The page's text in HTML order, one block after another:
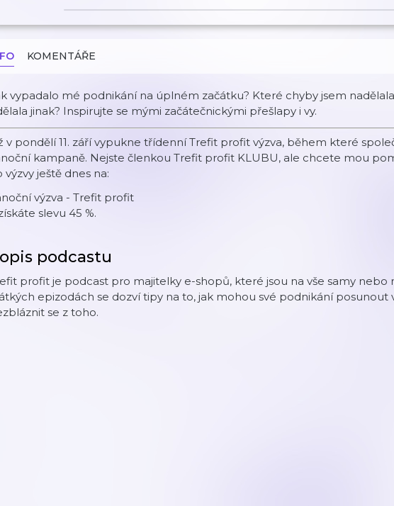
KOMENTÁŘE
vypadalo mé podnikání na úplném začátku? Které chyby jsem
jinak? Inspirujte se mými začátečnickými přešlapy i vy.
v pondělí 11. září vypukne třídenní Trefit profit výzva, během které
kampaně. Nejste členkou Trefit profit KLUBU, ale chcete mou
výzvy ještě dnes na:
výzva - Trefit profit
slevu 45 %.
podcastu
profit je podcast pro majitelky e-shopů, které jsou na vše samy nebo
epizodách se dozví tipy na to, jak mohou své podnikání posunout
se z toho.